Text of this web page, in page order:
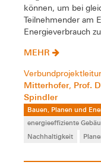
können, um bei
Teilnehmender am
Energieverbrauch
MEHR
Mitterhofer, Prof.
Spindler
Bauen, Planen und
energieeffiziente
Nachhaltigkeit